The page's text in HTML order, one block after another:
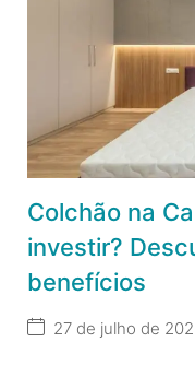
Colchão na
investir?
benefícios
27 de julho de